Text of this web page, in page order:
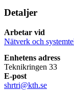
Detaljer
Arbetar vid
Nätverk och
Enhetens adress
Teknikringen 33
E-post
shrtri@kth.se